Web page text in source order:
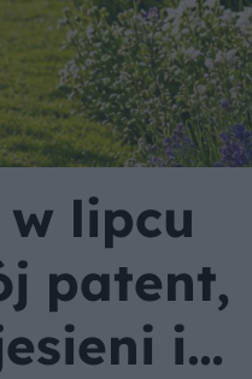
lipcu
patent,
i